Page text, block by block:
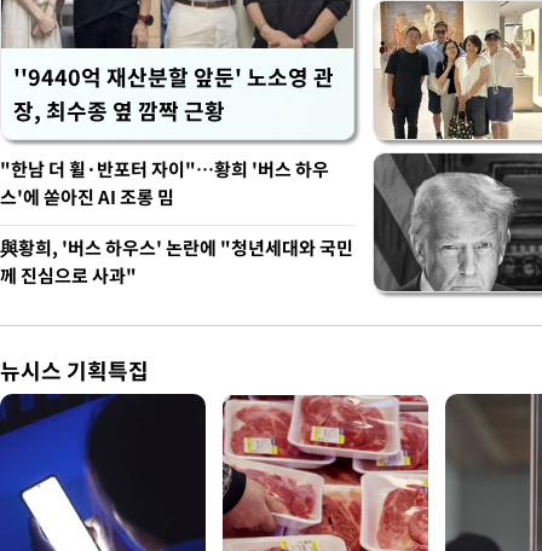
''9440억 재산분할 앞둔' 노소영 관
장, 최수종 옆 깜짝 근황
"한남 더 휠·반포터 자이"…황희 '버스 하우
스'에 쏟아진 AI 조롱 밈
與황희, '버스 하우스' 논란에 "청년세대와 국민
께 진심으로 사과"
뉴시스 기획특집